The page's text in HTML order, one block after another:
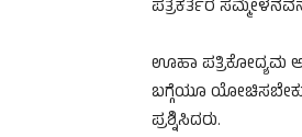
ಪತ್ರಕರ್ತರ
ಊಹಾ ಪತ್ರಿಕೋದ್ಯಮ
ಬಗ್ಗೆಯೂ
ಪ್ರಶ್ನಿಸಿದರು.